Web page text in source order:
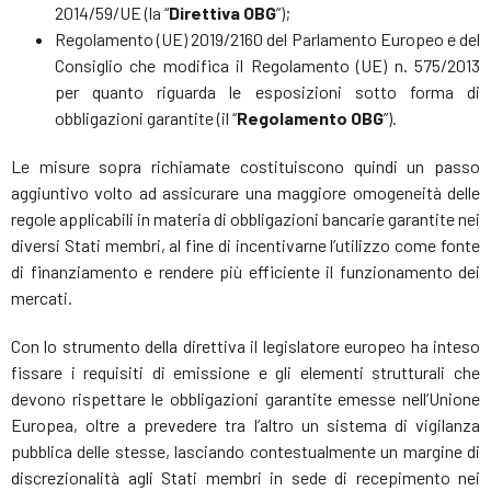
2014/59/UE (la “Direttiva OBG”);
Regolamento (UE) 2019/2160 del Parlamento Europeo e del
Consiglio che modifica il Regolamento (UE) n. 575/2013
per quanto riguarda le esposizioni sotto forma di
obbligazioni garantite (il “Regolamento OBG”).
Le misure sopra richiamate costituiscono quindi un passo
aggiuntivo volto ad assicurare una maggiore omogeneità delle
regole applicabili in materia di obbligazioni bancarie garantite nei
diversi Stati membri, al fine di incentivarne l’utilizzo come fonte
di finanziamento e rendere più efficiente il funzionamento dei
mercati.
Con lo strumento della direttiva il legislatore europeo ha inteso
fissare i requisiti di emissione e gli elementi strutturali che
devono rispettare le obbligazioni garantite emesse nell’Unione
Europea, oltre a prevedere tra l’altro un sistema di vigilanza
pubblica delle stesse, lasciando contestualmente un margine di
discrezionalità agli Stati membri in sede di recepimento nei